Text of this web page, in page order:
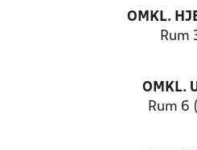
OMKL.
Rum
OMKL.
Rum 6